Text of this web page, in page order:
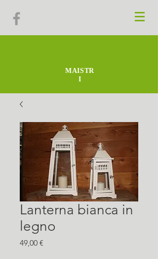
MAISTR
I
Lanterna bianca in
legno
49,00 €